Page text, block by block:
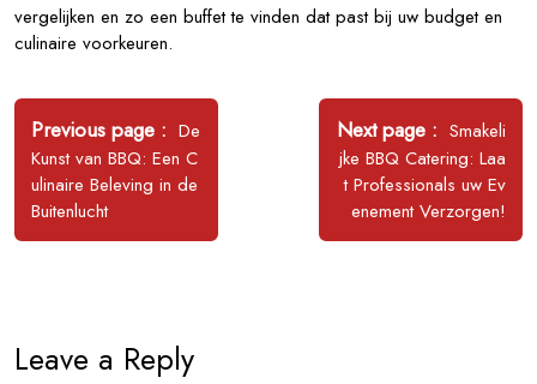
vergelijken en zo een buffet te vinden dat past bij uw budget en
culinaire voorkeuren.
Bericht
navigatie
Previous page
Older
Posts
De
Kunst van BBQ: Een C
ulinaire Beleving in de
Buitenlucht
Next page
Newer
Posts
Smakeli
jke BBQ Catering: Laa
t Professionals uw Ev
enement Verzorgen!
Leave a Reply